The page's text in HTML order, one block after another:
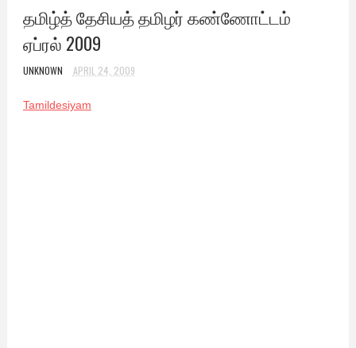
தமிழ்த் தேசியத் தமிழர் கண்ணோட்டம்
ஏப்ரல் 2009
UNKNOWN APRIL 24, 2009
Tamildesiyam